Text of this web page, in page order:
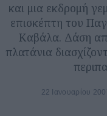
και μια εκδρομή
επισκέπτη του
Καβάλα. Δάση
πλατάνια
22 Ιανουαρίου